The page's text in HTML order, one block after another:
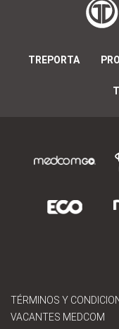
TREPORTA
TÉRMINOS Y
VACANTES MEDCOM